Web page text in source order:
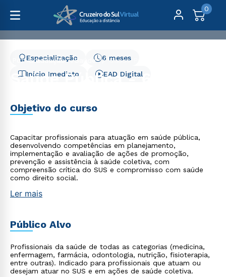
0
Pós-Graduação Saúde Saúde Pública - 6 meses
Saúde Pública - 6 meses
Início Imediato
6 meses
Especialização
EAD Digital
Objetivo do curso
Capacitar profissionais para atuação em saúde pública,
desenvolvendo competências em planejamento,
implementação e avaliação de ações de promoção,
prevenção e assistência à saúde coletiva, com
compreensão crítica do SUS e compromisso com saúde
como direito social.
Ler mais
Público Alvo
Profissionais da saúde de todas as categorias (medicina,
enfermagem, farmácia, odontologia, nutrição, fisioterapia,
entre outras). Indicado para profissionais que atuam ou
desejam atuar no SUS e em ações de saúde coletiva.